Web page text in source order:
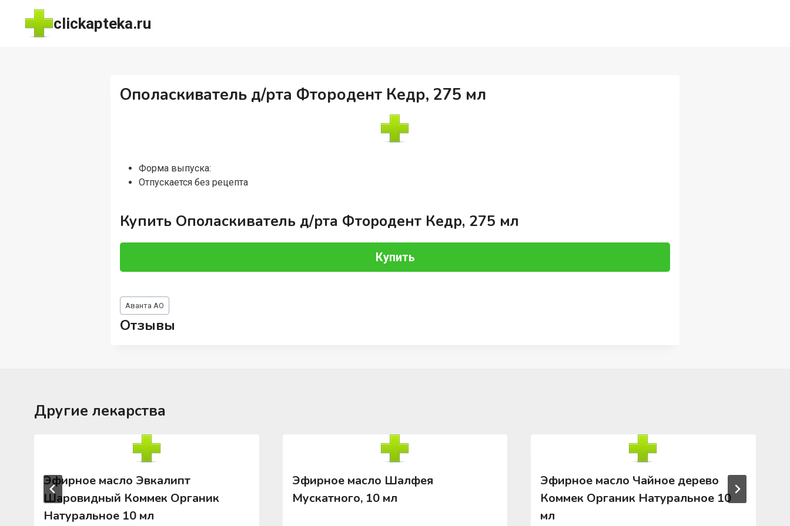
Перейти
содержимому
clickapteka.ru
Ополаскиватель д/рта Фтородент Кедр, 275 мл
Форма выпуска:
Отпускается без рецепта
Купить Ополаскиватель д/рта Фтородент Кедр, 275 мл
Купить
Метки
записи:
Аванта АО
Отзывы
Другие лекарства
Эфирное масло Эвкалипт
Шаровидный Коммек Органик
Натуральное 10 мл
Эфирное масло Шалфея
Мускатного, 10 мл
Эфирное масло Чайное дерево
Коммек Органик Натуральное 10
мл